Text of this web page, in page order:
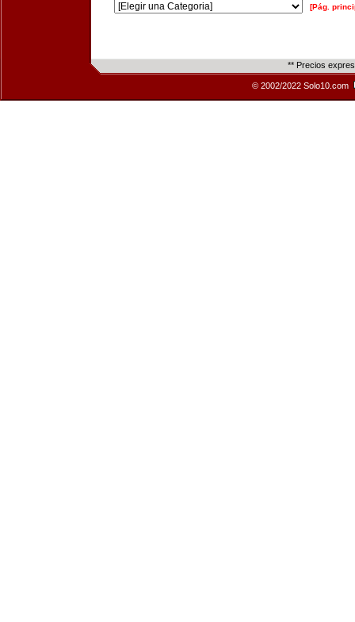
[Pág.
** Precios
© 2002/2022 Solo10.com